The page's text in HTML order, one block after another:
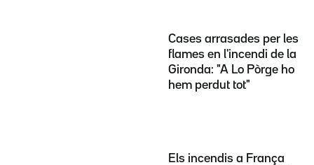
Cases arrasades per les
flames en l'incendi de la
Gironda: "A Lo Pòrge ho
hem perdut tot"
Els incendis a França